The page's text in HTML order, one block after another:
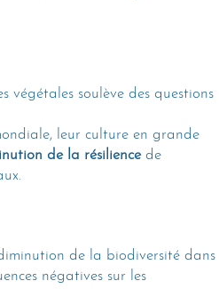
végétales soulève des questions
leur culture en grande
de la résilience de
de la biodiversité dans
négatives sur les